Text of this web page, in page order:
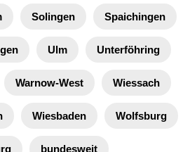
Solingen Spaichingen
Ulm Unterföhring
Warnow-West Wiessach
Wiesbaden Wolfsburg
bundesweit